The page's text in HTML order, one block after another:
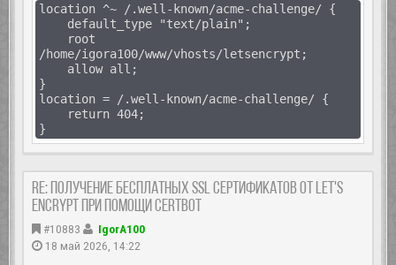
location ^~ /.well-known/acme-challenge/ {
default_type "text/plain";
root
/home/igora100/www/vhosts/letsencrypt;
allow all;
}
location = /.well-known/acme-challenge/ {
return 404;
}
Re: Получение бесплатных SSL сертификатов от Let's
Encrypt при помощи Certbot
#10883
IgorA100
18 май 2026, 14:22